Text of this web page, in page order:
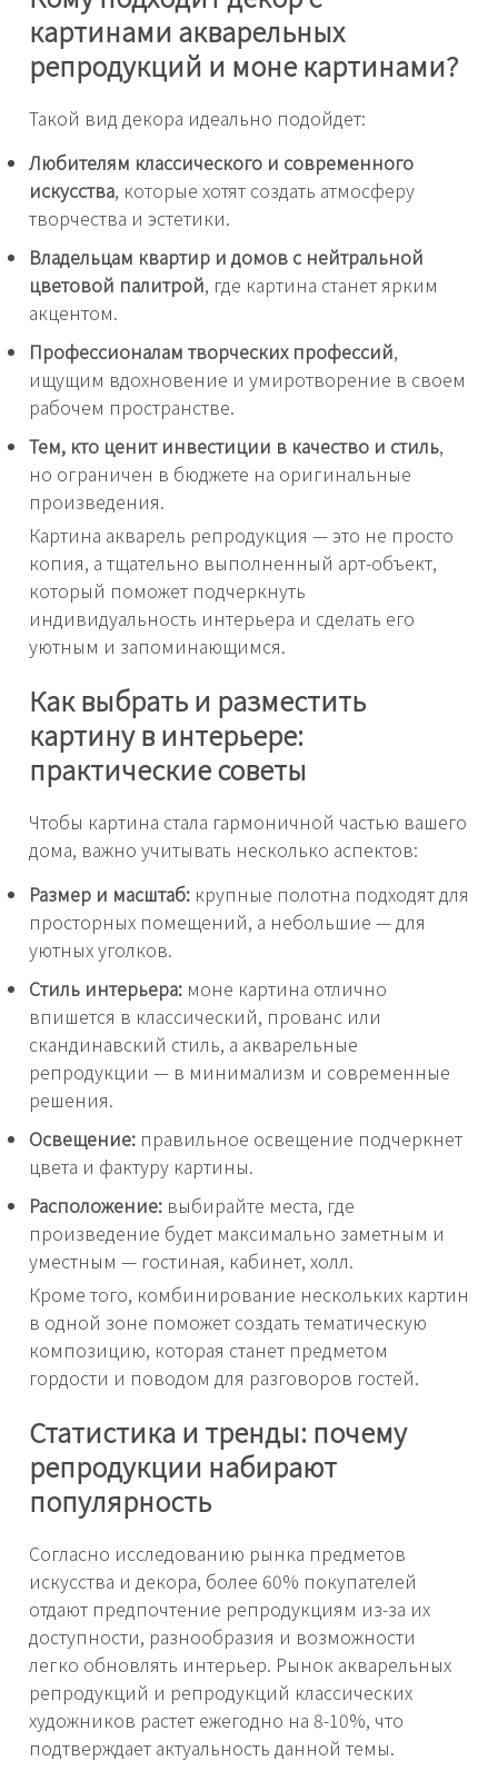
картинами акварельных
репродукций и моне картинами?
Такой вид декора идеально подойдет:
Любителям классического и современного
искусства, которые хотят создать атмосферу
творчества и эстетики.
Владельцам квартир и домов с нейтральной
цветовой палитрой, где картина станет ярким
акцентом.
Профессионалам творческих профессий,
ищущим вдохновение и умиротворение в своем
рабочем пространстве.
Тем, кто ценит инвестиции в качество и стиль,
но ограничен в бюджете на оригинальные
произведения.
Картина акварель репродукция — это не просто
копия, а тщательно выполненный арт-объект,
который поможет подчеркнуть
индивидуальность интерьера и сделать его
уютным и запоминающимся.
Как выбрать и разместить
картину в интерьере:
практические советы
Чтобы картина стала гармоничной частью вашего
дома, важно учитывать несколько аспектов:
Размер и масштаб: крупные полотна подходят для
просторных помещений, а небольшие — для
уютных уголков.
Стиль интерьера: моне картина отлично
впишется в классический, прованс или
скандинавский стиль, а акварельные
репродукции — в минимализм и современные
решения.
Освещение: правильное освещение подчеркнет
цвета и фактуру картины.
Расположение: выбирайте места, где
произведение будет максимально заметным и
уместным — гостиная, кабинет, холл.
Кроме того, комбинирование нескольких картин
в одной зоне поможет создать тематическую
композицию, которая станет предметом
гордости и поводом для разговоров гостей.
Статистика и тренды: почему
репродукции набирают
популярность
Согласно исследованию рынка предметов
искусства и декора, более 60% покупателей
отдают предпочтение репродукциям из-за их
доступности, разнообразия и возможности
легко обновлять интерьер. Рынок акварельных
репродукций и репродукций классических
художников растет ежегодно на 8-10%, что
подтверждает актуальность данной темы.